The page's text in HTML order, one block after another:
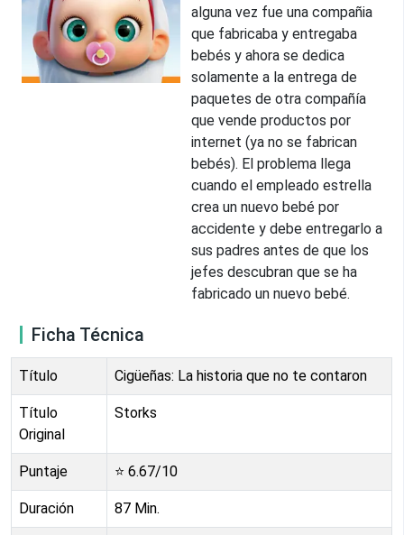
alguna vez fue una compañia
que fabricaba y entregaba
bebés y ahora se dedica
solamente a la entrega de
paquetes de otra compañía
que vende productos por
internet (ya no se fabrican
bebés). El problema llega
cuando el empleado estrella
crea un nuevo bebé por
accidente y debe entregarlo a
sus padres antes de que los
jefes descubran que se ha
fabricado un nuevo bebé.
Ficha Técnica
Título Cigüeñas: La historia que no te contaron
Título
Original
Storks
Puntaje ⭐ 6.67/10
Duración 87 Min.